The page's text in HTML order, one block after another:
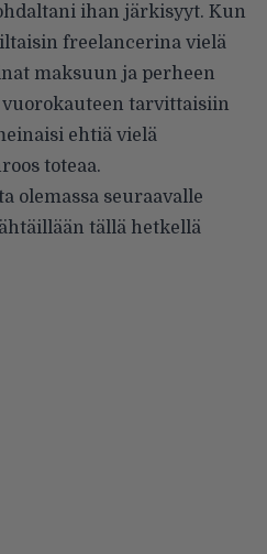
ihan järkisyyt. Kun
freelancerina vielä
maksuun ja perheen
vuorokauteen tarvittaisiin
ehtiä vielä
toteaa.
olemassa seuraavalle
tällä hetkellä